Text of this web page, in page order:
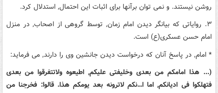
روشن نیستند. و نمی توان برآنها برای اثبات این احتمال, استدلال کرد.
۳. روایاتی که بیانگر دیدن امام زمان, توسط گروهی از اصحاب, در منزل
امام حسن عسکری(ع) است.
* امام, در پاسخ آنان که درخواست دیدن جانشین وی را دارند, می فرماید:
(... هذا امامکم من بعدی وخلیفتی علیکم, اطیعوه ولاتتفرقوا من بعدی
فتهلکوا فی ادیانکم, اما ا…نکم لاترونه بعد یومکم هذا. قالوا: فخرجنا من